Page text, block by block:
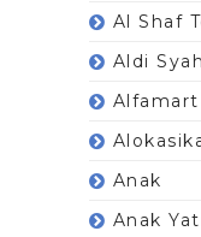
Al Shaf
Aldi
Alfamart
Anak
Anak